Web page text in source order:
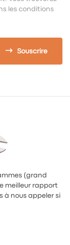
les conditions
Souscrire
(grand
meilleur rapport
à nous appeler si